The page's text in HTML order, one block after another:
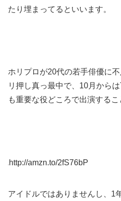
たり埋まってるといいます。
ホリプロが20代の若手俳優に
リ押し真っ最中で、10月から
も重要な役どころで出演するこ
http://amzn.to/2fS76bP
アイドルではありませんし、1